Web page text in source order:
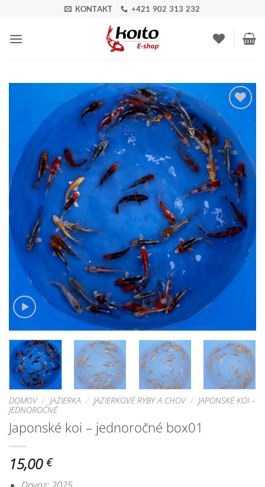
content
KONTAKT +421 902 313 232
Pridať do
zoznamu
obľúbených!
DOMOV / JAZIERKA / JAZIERKOVÉ RYBY A CHOV / JAPONSKÉ KOI –
JEDNOROČNÉ
Japonské koi – jednoročné box01
15,00 €